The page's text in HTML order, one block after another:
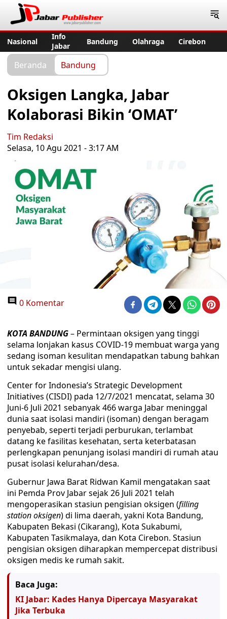
Nasional
Info
Jabar
Bandung Olahraga Cirebon
Beranda Bandung
Oksigen Langka, Jabar
Kolaborasi Bikin ‘OMAT’
Tim Redaksi
Selasa, 10 Agu 2021 - 3:17 AM
0 Komentar
KOTA BANDUNG– Permintaan oksigen yang tinggi
selama lonjakan kasus COVID-19 membuat warga yang
sedang isoman kesulitan mendapatkan tabung bahkan
untuk sekadar mengisi ulang.
Center for Indonesia’s Strategic Development
Initiatives (CISDI) pada 12/7/2021 mencatat, selama 30
Juni-6 Juli 2021 sebanyak 466 warga Jabar meninggal
dunia saat isolasi mandiri (isoman) dengan beragam
penyebab, seperti terjadi perburukan, terlambat
datang ke fasilitas kesehatan, serta keterbatasan
perlengkapan penunjang isolasi mandiri di rumah atau
pusat isolasi kelurahan/desa.
Gubernur Jawa Barat Ridwan Kamil mengatakan saat
ini Pemda Prov Jabar sejak 26 Juli 2021 telah
mengoperasikan stasiun pengisian oksigen (filling
station oksigen) di lima daerah, yakni Kota Bandung,
Kabupaten Bekasi (Cikarang), Kota Sukabumi,
Kabupaten Tasikmalaya, dan Kota Cirebon. Stasiun
pengisian oksigen diharapkan mempercepat distribusi
oksigen medis ke rumah sakit.
Baca Juga:
KI Jabar: Kades Hanya Dipercaya Masyarakat
Jika Terbuka